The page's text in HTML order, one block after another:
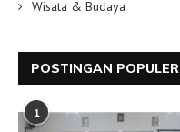
Wisata & Budaya
POSTINGAN POPULER
1